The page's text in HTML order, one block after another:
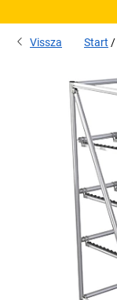
Vissza Start